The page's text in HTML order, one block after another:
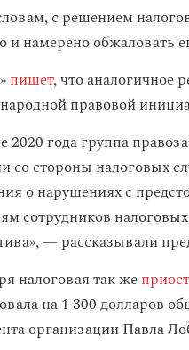
с решением
и намерено обжаловать
пишет, что аналогичное
правовой
2020 года группа
со стороны налоговых
о нарушениях с
сотрудников
— рассказывали
налоговая так же
на 1 300 долларов
организации Павла